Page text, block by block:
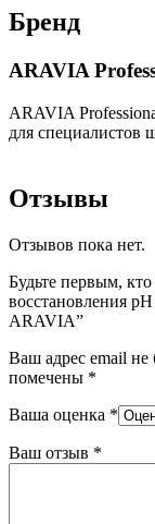
Бренд
ARAVIA
ARAVIA
для специалистов
Отзывы
Отзывов пока нет.
Будьте первым,
восстановления
ARAVIA”
Ваш адрес email не
помечены *
Ваша оценка *
Ваш отзыв *